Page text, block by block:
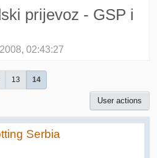
prijevoz - GSP i
02:43:27
13 14
User actions
Serbia